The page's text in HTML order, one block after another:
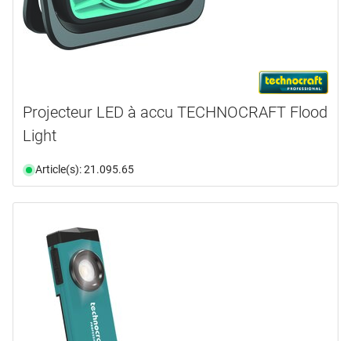
Projecteur LED à accu TECHNOCRAFT Flood
Light
Article(s): 21.095.65